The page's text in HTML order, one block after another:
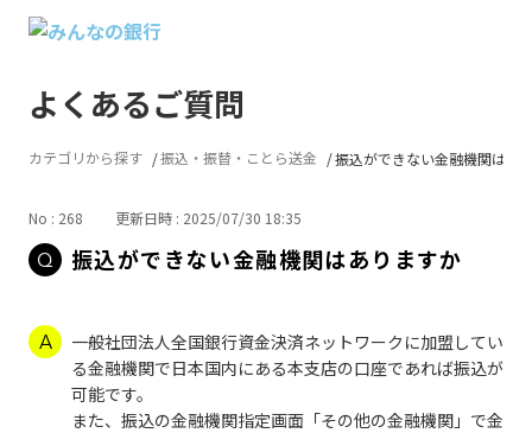
よくあるご質問
カテゴリから探す 振込・振替・ことら送金 振込ができない金融機関はあ
No : 268 更新日時 : 2025/07/30 18:35
振込ができない金融機関はありますか
一般社団法人全国銀行資金決済ネットワークに加盟してい
る金融機関で日本国内にある本支店の口座であれば振込が
可能です。
また、振込の金融機関指定画面「その他の金融機関」で金